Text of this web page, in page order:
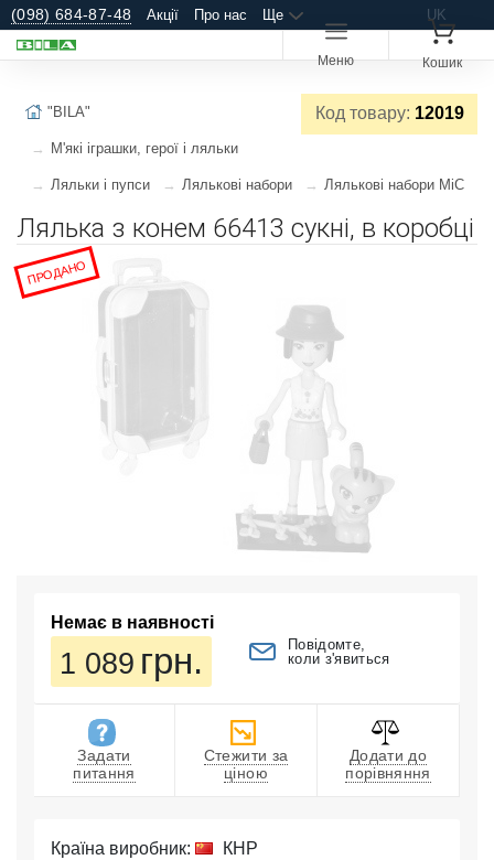
(098) 684-87-48 Акції Про нас Ще UK
Меню Кошик
Код товару: 12019
"BILA"
М'які іграшки, герої і ляльки
Ляльки і пупси Лялькові набори Лялькові набори MiC
Лялька з конем 66413 сукні, в коробці
ПРОДАНО
Немає в наявності
1 089 грн.
Повідомте,
коли з'явиться
Задати
питання
Стежити за
ціною
Додати до
порівняння
Країна виробник: КНР